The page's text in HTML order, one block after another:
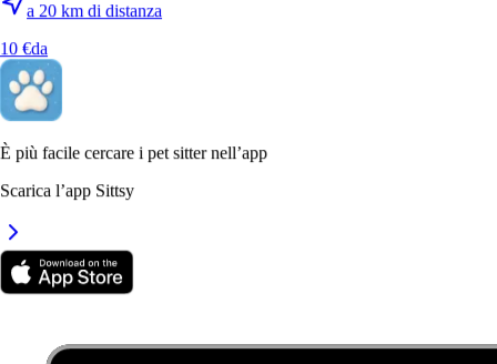
7.Alice Marignoli
Nuovo
Nuvolera, 25080
a 9 km di distanza
a 20 km di distanza
10 €da
È più facile cercare i pet sitter nell’app
Scarica l’app Sittsy